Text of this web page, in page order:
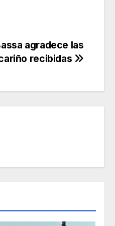
agradece las
recibidas